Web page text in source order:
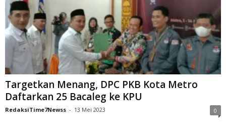
Targetkan Menang, DPC PKB Kota Metro
Daftarkan 25 Bacaleg ke KPU
RedaksiTime7Newss - 13 Mei 2023 0